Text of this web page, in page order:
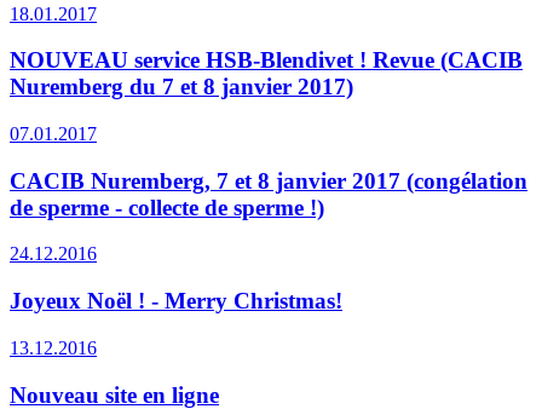
18.01.2017
NOUVEAU service HSB-Blendivet ! Revue (CACIB
Nuremberg du 7 et 8 janvier 2017)
07.01.2017
CACIB Nuremberg, 7 et 8 janvier 2017 (congélation
de sperme - collecte de sperme !)
24.12.2016
Joyeux Noël ! - Merry Christmas!
13.12.2016
Nouveau site en ligne